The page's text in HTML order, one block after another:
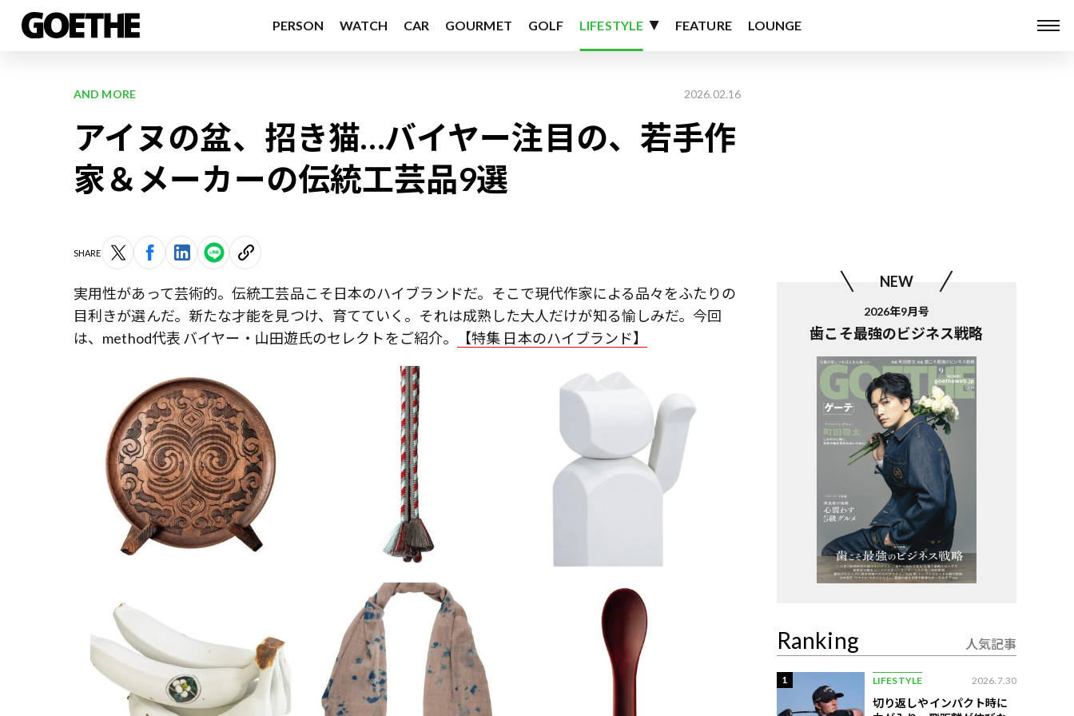
PERSON WATCH CAR GOURMET GOLF LIFESTYLE FEATURE LOUNGE
AND MORE 2026.02.16
アイヌの盆、招き猫…バイヤー注目の、若手作
家＆メーカーの伝統工芸品9選
SHARE
実用性があって芸術的。伝統工芸品こそ日本のハイブランドだ。そこで現代作家による品々をふたりの
目利きが選んだ。新たな才能を見つけ、育てていく。それは成熟した大人だけが知る愉しみだ。今回
は、method代表 バイヤー・山田遊氏のセレクトをご紹介。
【特集 日本のハイブランド】
NEW
2026年9月号
歯こそ最強のビジネス戦略
Ranking 人気記事
1 LIFESTYLE 2026.7.30
切り返しやインパクト時に